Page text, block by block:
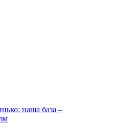
наша база –